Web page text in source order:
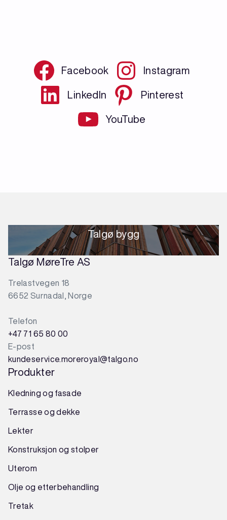
Facebook Instagram
LinkedIn Pinterest
YouTube
Talgø bygg
Talgø MøreTre AS
Trelastvegen 18
6652 Surnadal, Norge
Telefon
+47 71 65 80 00
E-post
kundeservice.moreroyal@talgo.no
Produkter
Kledning og fasade
Terrasse og dekke
Lekter
Konstruksjon og stolper
Uterom
Olje og etterbehandling
Tretak